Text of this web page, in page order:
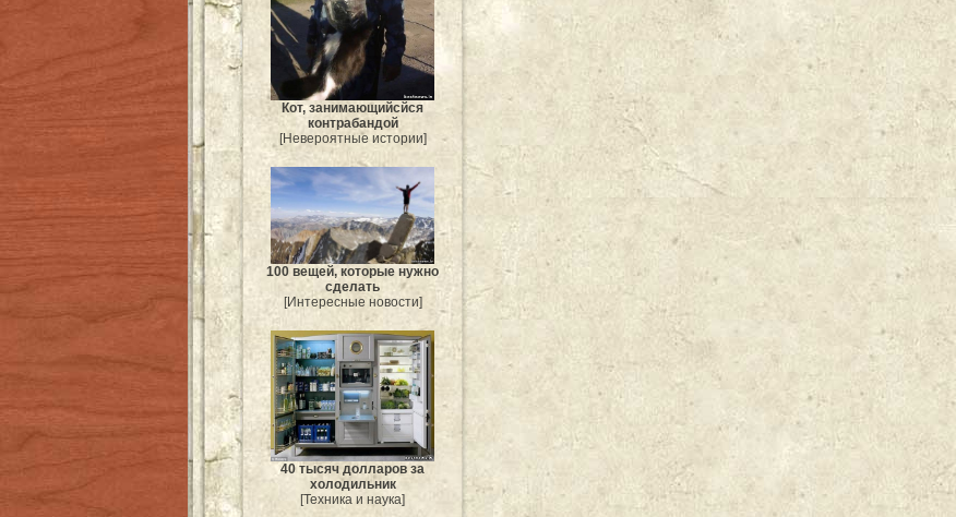
Кот, занимающийсйся
контрабандой
[Невероятные истории]
100 вещей, которые нужно
сделать
[Интересные новости]
40 тысяч долларов за
холодильник
[Техника и наука]